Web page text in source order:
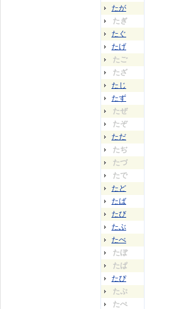
たが
たぎ
たぐ
たげ
たご
たざ
たじ
たず
たぜ
たぞ
ただ
たぢ
たづ
たで
たど
たば
たび
たぶ
たべ
たぼ
たぱ
たぴ
たぷ
たぺ